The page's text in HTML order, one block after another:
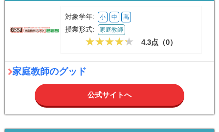
対象学年: 小 中 高
授業形式: 家庭教師
4.3点（0）
家庭教師のグッド
公式サイトへ